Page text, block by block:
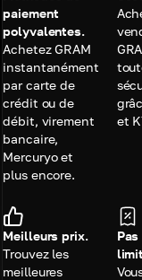
paiement
polyvalentes.
Achetez GRAM
instantanément
par carte de
crédit ou de
débit, virement
bancaire,
Mercuryo et
plus encore.
et
Meilleurs prix.
Trouvez les
meilleures